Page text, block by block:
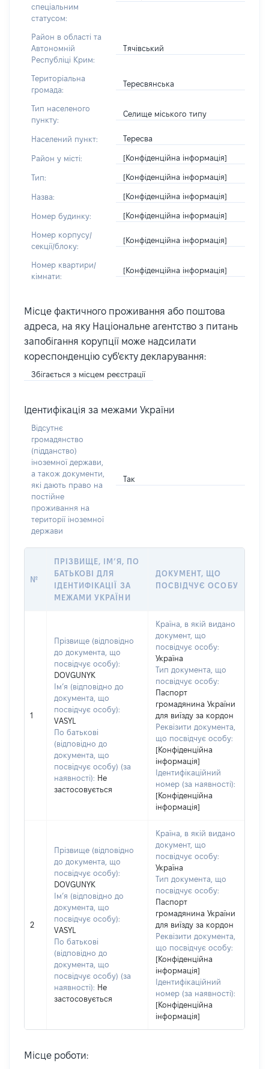
спеціальним
статусом:
Район в області та
Автономній
Республіці Крим:
Тячівський
Територіальна
громада:
Тересвянська
Тип населеного
пункту:
Селище міського типу
Населений пункт: Тересва
Район у місті: [Конфіденційна інформація]
Тип: [Конфіденційна інформація]
Назва: [Конфіденційна інформація]
Номер будинку: [Конфіденційна інформація]
Номер корпусу/
секції/блоку:
[Конфіденційна інформація]
Номер квартири/
кімнати:
[Конфіденційна інформація]
Місце фактичного проживання або поштова
адреса, на яку Національне агентство з питань
запобігання корупції може надсилати
кореспонденцію суб'єкту декларування:
Збігається з місцем реєстрації
Ідентифікація за межами України
Відсутнє
громадянство
(підданство)
іноземної держави,
а також документи,
які дають право на
постійне
проживання на
території іноземної
держави
Так
№
ПРІЗВИЩЕ, ІМ’Я, ПО
БАТЬКОВІ ДЛЯ
ІДЕНТИФІКАЦІЇ ЗА
МЕЖАМИ УКРАЇНИ
ДОКУМЕНТ, ЩО
ПОСВІДЧУЄ ОСОБУ
1
Прізвище (відповідно
до документа, що
посвідчує особу):
DOVGUNYK
Ім’я (відповідно до
документа, що
посвідчує особу):
VASYL
По батькові
(відповідно до
документа, що
посвідчує особу) (за
наявності): Не
застосовується
Країна, в якій видано
документ, що
посвідчує особу:
Україна
Тип документа, що
посвідчує особу:
Паспорт
громадянина України
для виїзду за кордон
Реквізити документа,
що посвідчує особу:
[Конфіденційна
інформація]
Ідентифікаційний
номер (за наявності):
[Конфіденційна
інформація]
2
Прізвище (відповідно
до документа, що
посвідчує особу):
DOVGUNYK
Ім’я (відповідно до
документа, що
посвідчує особу):
VASYL
По батькові
(відповідно до
документа, що
посвідчує особу) (за
наявності): Не
застосовується
Країна, в якій видано
документ, що
посвідчує особу:
Україна
Тип документа, що
посвідчує особу:
Паспорт
громадянина України
для виїзду за кордон
Реквізити документа,
що посвідчує особу:
[Конфіденційна
інформація]
Ідентифікаційний
номер (за наявності):
[Конфіденційна
інформація]
Місце роботи: